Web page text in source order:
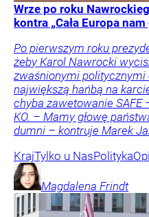
Wrze po roku
kontra „Cała Europa
Po pierwszym roku
żeby Karol Nawrocki
zwaśnionymi
największą hańbą na
chyba zawetowanie SAFE
KO. – Mamy głowę
dumni – kontruje Marek
KrajTylko u NasPolityka
Magdalena Frindt